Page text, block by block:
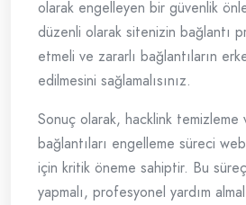
olarak engelleyen bir güvenlik
düzenli olarak sitenizin bağlantı
etmeli ve zararlı bağlantıların
edilmesini sağlamalısınız.
Sonuç olarak, hacklink temizleme
bağlantıları engelleme süreci
için kritik öneme sahiptir. Bu
yapmalı, profesyonel yardım